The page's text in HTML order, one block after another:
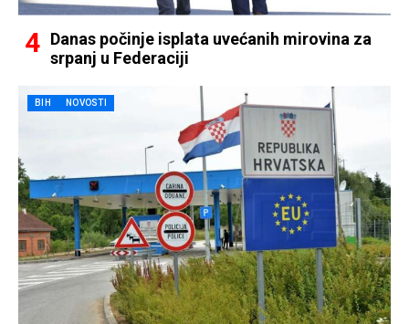
Danas počinje isplata uvećanih mirovina za
srpanj u Federaciji
BIH NOVOSTI